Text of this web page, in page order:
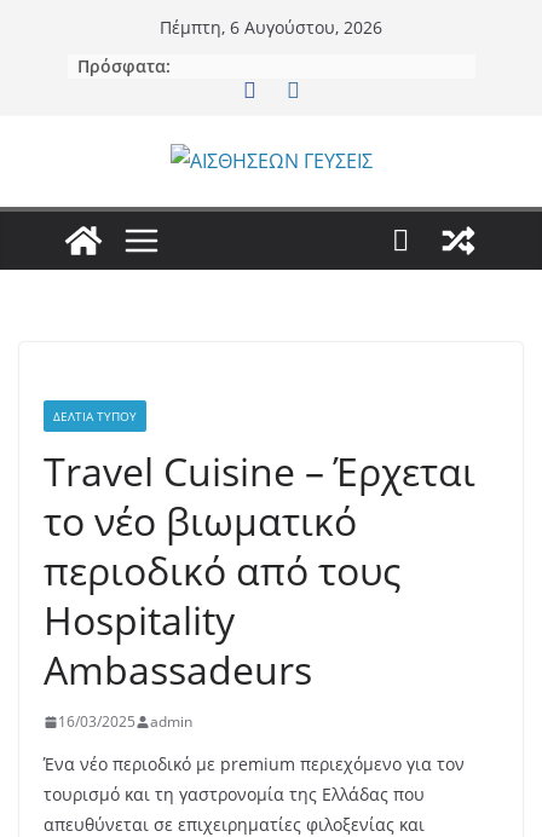
περιεχόμενο
Πέμπτη, 6 Αυγούστου, 2026
Πρόσφατα:
ΔΕΛΤΊΑ ΤΎΠΟΥ
Travel Cuisine – Έρχεται
το νέο βιωματικό
περιοδικό από τους
Hospitality
Ambassadeurs
16/03/2025 admin
Ένα νέο περιοδικό με premium περιεχόμενο για τον
τουρισμό και τη γαστρονομία της Ελλάδας που
απευθύνεται σε επιχειρηματίες φιλοξενίας και